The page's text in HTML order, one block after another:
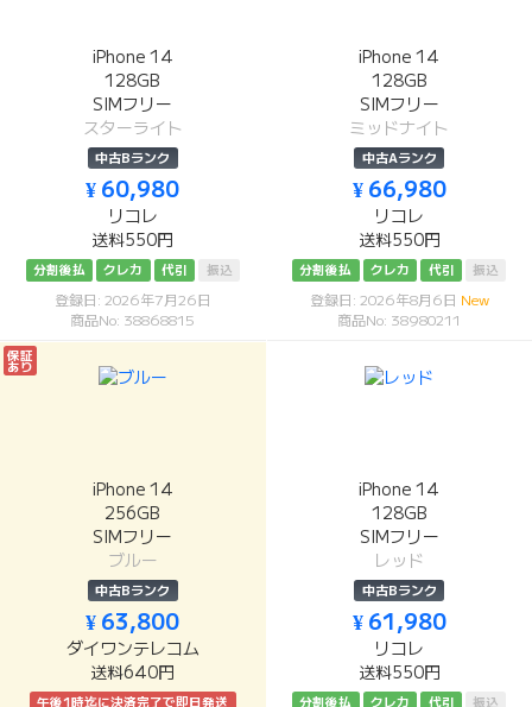
iPhone 14
128GB
SIMフリー
スターライト
中古Bランク
¥ 60,980
リコレ
送料550円
分割後払 クレカ 代引 振込
登録日: 2026年7月26日
商品No: 38868815
iPhone 14
128GB
SIMフリー
ミッドナイト
中古Aランク
¥ 66,980
リコレ
送料550円
分割後払 クレカ 代引 振込
登録日: 2026年8月6日 New
商品No: 38980211
保証
あり
iPhone 14
256GB
SIMフリー
ブルー
中古Bランク
¥ 63,800
ダイワンテレコム
送料640円
午後1時迄に決済完了で即日発送
iPhone 14
128GB
SIMフリー
レッド
中古Bランク
¥ 61,980
リコレ
送料550円
分割後払 クレカ 代引 振込